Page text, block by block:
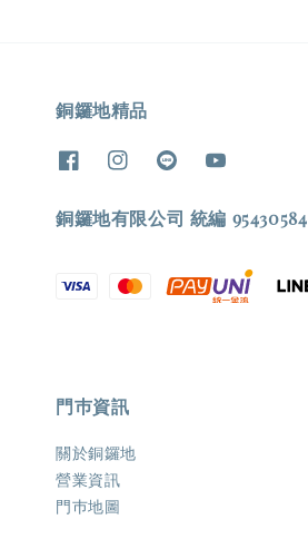
銅鑼地精品
銅鑼地有限公司 統編 95430584
門巿資訊
關於銅鑼地
營業資訊
門巿地圖